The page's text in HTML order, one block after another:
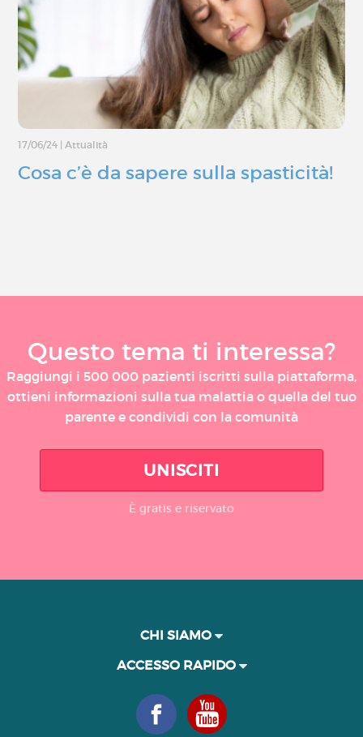
17/06/24 Attualità
Cosa c’è da sapere sulla spasticità!
Questo tema ti interessa?
Raggiungi i 500 000 pazienti iscritti sulla piattaforma,
ottieni informazioni sulla tua malattia o quella del tuo
parente e condividi con la comunità
UNISCITI
È gratis e riservato
CHI SIAMO
ACCESSO RAPIDO